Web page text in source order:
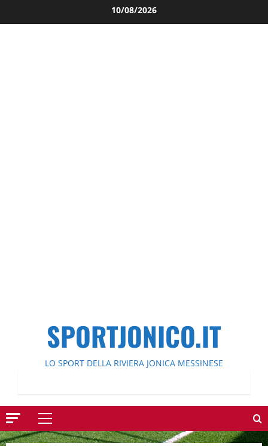
al
10/08/2026
SPORTJONICO.IT
LO SPORT DELLA RIVIERA JONICA MESSINESE
Menu
principale